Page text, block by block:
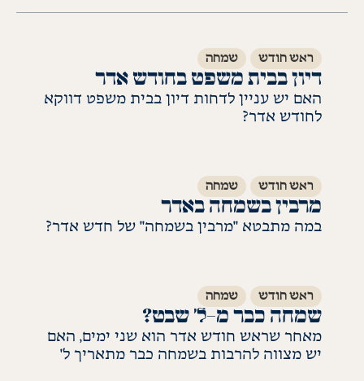
ראש חודש שמחה
דיון בבית משפט בחודש אדר
האם יש עניין לדחות דיון בבית משפט דווקא
לחודש אדר?
ראש חודש שמחה
מרבין בשמחה באדר
במה מתבטא "מרבין בשמחה" של חדש אדר?
ראש חודש שמחה
שמחה כבר מ-ל׳ שבט?
מאחר שראש חודש אדר הוא שני ימים, האם
יש מצווה להרבות בשמחה כבר מתאריך ל'